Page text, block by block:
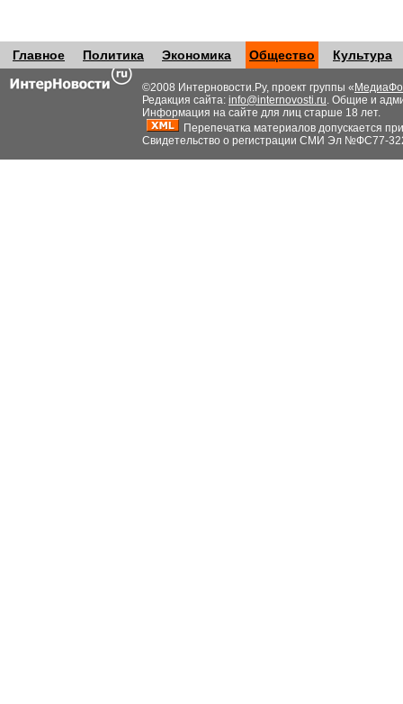
Главное Политика Экономика Общество Культура
©2008 Интерновости.Ру, проект группы «
Редакция сайта: info@internovosti.ru. Общие и
Информация на сайте для лиц старше 18 лет.
Перепечатка материалов допускается
Свидетельство о регистрации СМИ Эл №ФС77-